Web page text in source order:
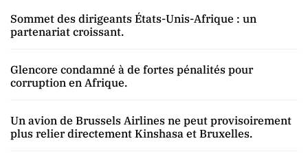
Sommet des dirigeants États-Unis-Afrique : un
partenariat croissant.
Glencore condamné à de fortes pénalités pour
corruption en Afrique.
Un avion de Brussels Airlines ne peut provisoirement
plus relier directement Kinshasa et Bruxelles.